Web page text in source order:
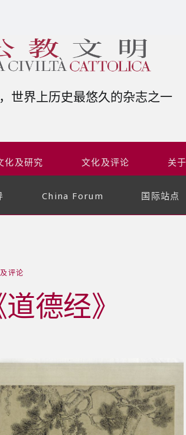
世界上历史最悠久的杂志之一
化及研究 文化及评论 关
China Forum 国际站点
评论
德经》